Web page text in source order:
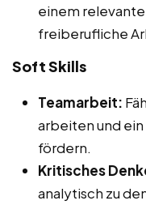
einem
freiberufliche
Soft Skills
Teamarbeit:
arbeiten und
fördern.
Kritisches
analytisch zu